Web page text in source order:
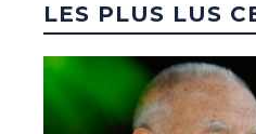
LES PLUS LUS